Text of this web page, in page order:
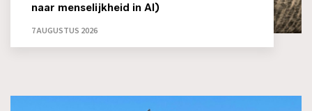
naar menselijkheid in AI)
7 AUGUSTUS 2026